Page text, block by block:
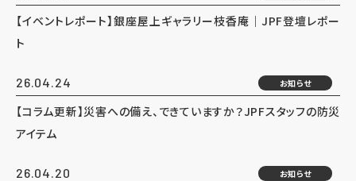
【イベントレポート】銀座屋上ギャラリー枝香庵｜JPF登壇レポー
ト
26.04.24 お知らせ
【コラム更新】災害への備え、できていますか？JPFスタッフの防災
アイテム
26.04.20 お知らせ